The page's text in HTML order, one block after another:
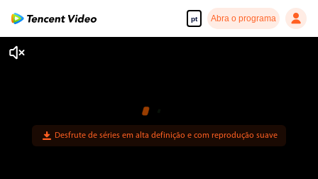
pt Abra o programa
Desfrute de séries em alta definição e com reprodução suave